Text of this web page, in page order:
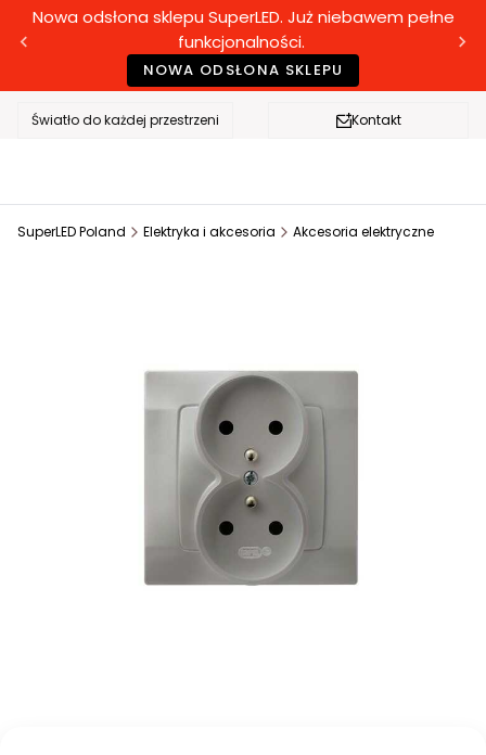
Nowa odsłona sklepu SuperLED. Już niebawem pełne
funkcjonalności.
NOWA ODSŁONA SKLEPU
Światło do każdej przestrzeni Kontakt
SuperLED Poland Elektryka i akcesoria Akcesoria elektryczne